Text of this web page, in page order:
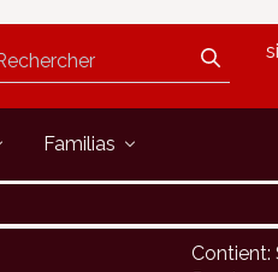
Familias
Contient: